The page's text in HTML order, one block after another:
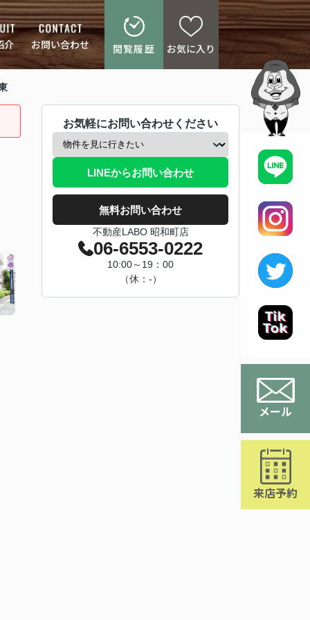
介 お問い合わせ 閲覧履歴 お気に入り
メール
来店予約
お気軽にお問い合わせください
LINEからお問い合わせ
無料お問い合わせ
不動産LABO 昭和町店
06-6553-0222
10:00～19：00
（休：-）